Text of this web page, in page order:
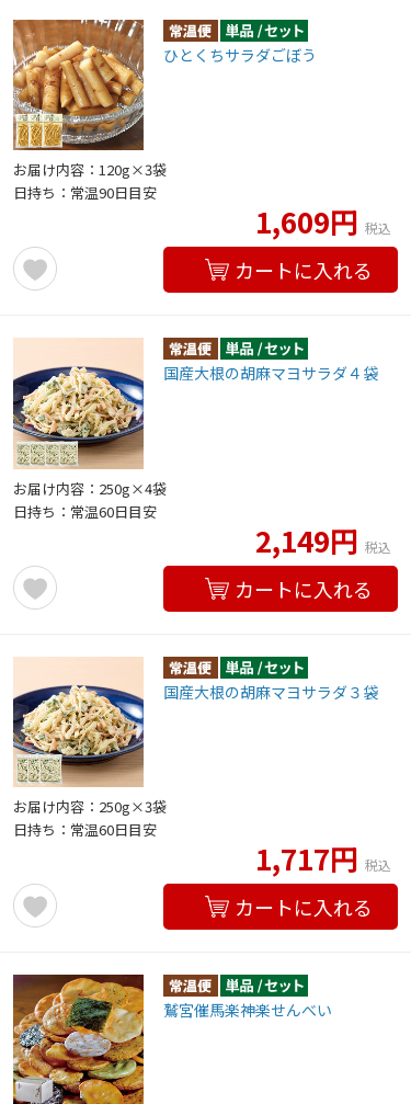
ひとくちサラダごぼう
お届け内容：120g×3袋
日持ち：常温90日目安
1,609円 税込
カートに入れる
国産大根の胡麻マヨサラダ４袋
お届け内容：250g×4袋
日持ち：常温60日目安
2,149円 税込
カートに入れる
国産大根の胡麻マヨサラダ３袋
お届け内容：250g×3袋
日持ち：常温60日目安
1,717円 税込
カートに入れる
鷲宮催馬楽神楽せんべい